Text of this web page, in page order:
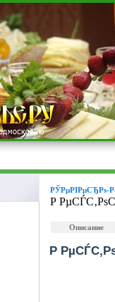
РЎРµРІРµСЂРѕ-
Р
Описание
Р